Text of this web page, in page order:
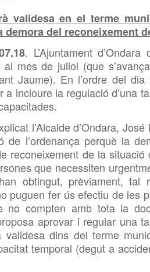
validesa en el terme
demora del reconeixement
. L’Ajuntament
al mes de juliol (que
Jaume). En l’ordre del
a incloure la regulació d’una
l’Alcalde d’Ondara,
de l’ordenança perquè la
reconeixement de la
que necessiten
obtingut, prèviament, tal
puguen fer ús efectiu de les
no compten amb tota la
aprovar i regular una
validesa dins del terme
temporal (degut a